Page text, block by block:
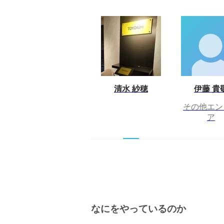
清水 紗穂 伊藤 貴
その他エ
ア
なにをやっているのか